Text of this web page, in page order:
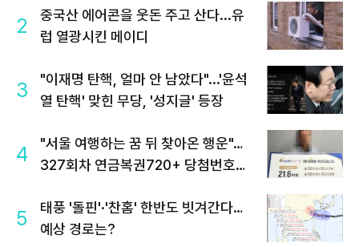
2
중국산 에어콘을 웃돈 주고 산다...유
럽 열광시킨 메이디
3
"이재명 탄핵, 얼마 안 남았다"...'윤석
열 탄핵' 맞힌 무당, '성지글' 등장
4
"서울 여행하는 꿈 뒤 찾아온 행운"…
327회차 연금복권720+ 당첨번호조
5
태풍 '돌핀'·'찬홈' 한반도 빗겨간다…
예상 경로는?